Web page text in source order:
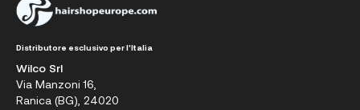
Distributore esclusivo per l'Italia
Wilco Srl
Via Manzoni 16,
Ranica (BG), 24020